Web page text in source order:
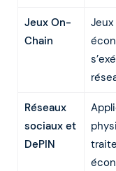
Jeux On-
Chain
Réseaux
sociaux et
DePIN